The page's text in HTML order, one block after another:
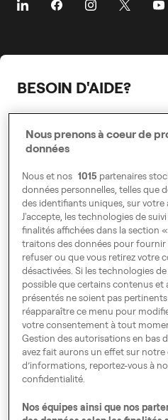
Villes
Centre chauffeur
La Sécurité
Durabilité
Modern Slavery Statement
BESOIN D'AIDE?
Voyager
VTC
Gérant de flotte
Business
Voyagez En Europe
Gestion des autorisations
Nous prenons à coeur de
données
Nous et nos 1015partenaires
données personnelles, telles que
des identifiants uniques, sur votre
J'accepte, les technologies de
finalités affichées dans la section
traitons des données pour fournir
refuser ou que vous retirez votre
désactivées. Si les technologies
possible que certains contenus et
présentés ne soient pas
réapparaître ce menu pour
votre consentement à tout
Gestion des autorisations en bas
avez fait aurons un effet sur notre
d’informations, reportez-vous à
confidentialité.
Nos équipes ainsi que nos